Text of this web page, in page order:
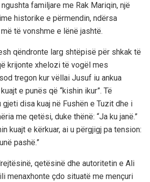
familjare me Rak Mariqin, një
historike e përmendin, ndërsa
të vonshme e lënë jashtë.
qëndronte larg shtëpisë për shkak të
krijonte xhelozi të vogël mes
tregon kur vëllai Jusuf iu ankua
e punës që “kishin ikur”. Të
disa kuaj në Fushën e Tuzit dhe i
me qetësi, duke thënë: “Ja ku janë.”
kuajt e kërkuar, ai u përgjigj pa tension:
pashë.”
qetësinë dhe autoritetin e Ali
menaxhonte çdo situatë me mençuri